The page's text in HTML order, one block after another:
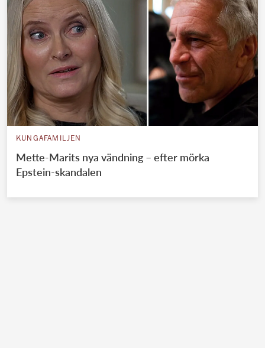
KUNGAFAMILJEN
Mette-Marits nya vändning – efter mörka
Epstein-skandalen